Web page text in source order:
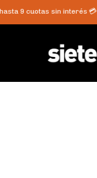
9 cuotas sin interés 💳